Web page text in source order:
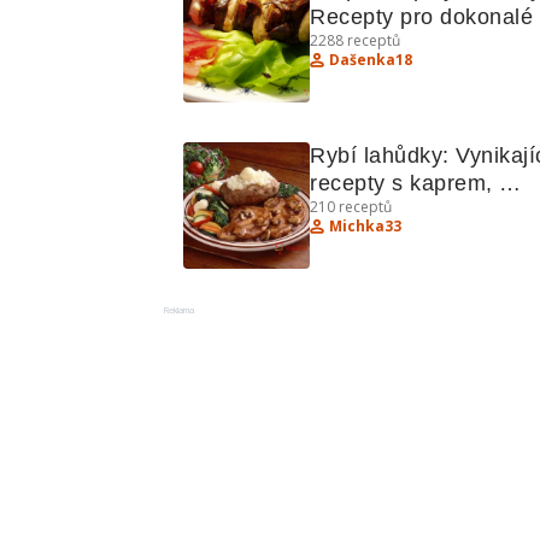
Recepty pro dokonalé
grilování a osvěžující
saláty
2288 receptů
Dašenka18
Rybí lahůdky:
recepty s kaprem,
lososem a pstruhy
210 receptů
Michka33
Reklama